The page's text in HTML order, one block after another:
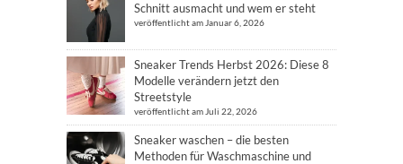
Schnitt ausmacht und wem er steht
veröffentlicht am Januar 6, 2026
Sneaker Trends Herbst 2026: Diese 8
Modelle verändern jetzt den
Streetstyle
veröffentlicht am Juli 22, 2026
Sneaker waschen – die besten
Methoden für Waschmaschine und